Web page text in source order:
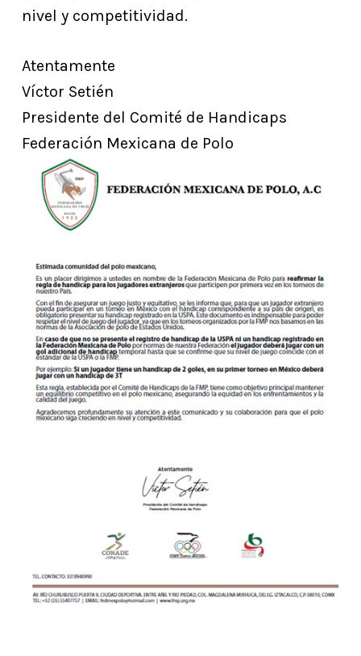
nivel y competitividad.
Atentamente
Víctor Setién
Presidente del Comité de Handicaps
Federación Mexicana de Polo